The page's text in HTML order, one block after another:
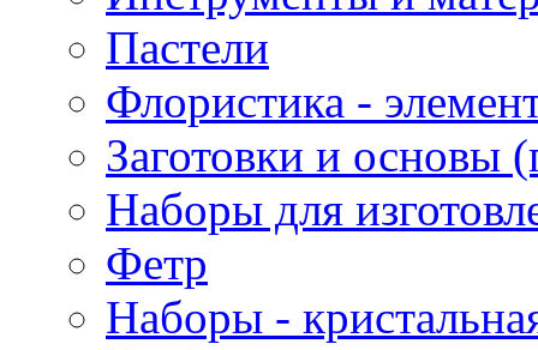
Пастели
Флористика -
Заготовки и основы
Наборы для
Фетр
Наборы -